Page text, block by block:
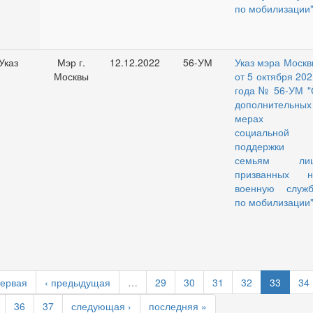
по мобилизации"
Мэр г.
Москвы
12.12.2022 56-УМ
Указ мэра
от 5 октября
года № 56-УМ
дополнительных
мерах
социальной
поддержки
семьям
призванных
военную
по мобилизации"
‹ предыдущая … 29 30 31 32 33
34
36 37 следующая › последняя »